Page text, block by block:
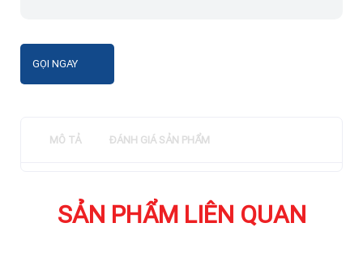
GỌI NGAY
MÔ TẢ ĐÁNH GIÁ SẢN PHẨM
SẢN PHẨM LIÊN QUAN